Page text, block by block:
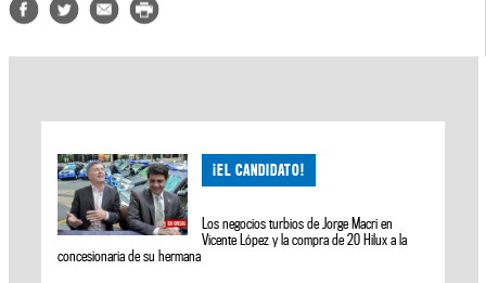
¡EL CANDIDATO!
Los negocios turbios de Jorge Macri en
Vicente López y la compra de 20 Hilux a la
concesionaria de su hermana